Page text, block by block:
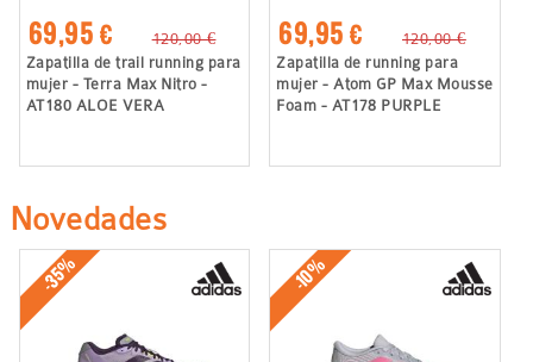
69,95 €
120,00 €
Zapatilla de trail running para
mujer - Terra Max Nitro -
AT180 ALOE VERA
69,95 €
120,00 €
Zapatilla de running para
mujer - Atom GP Max Mousse
Foam - AT178 PURPLE
Novedades
-35% -10%